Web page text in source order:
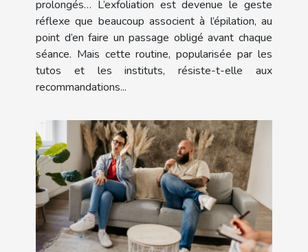
prolongés… L’exfoliation est devenue le geste
réflexe que beaucoup associent à l’épilation, au
point d’en faire un passage obligé avant chaque
séance. Mais cette routine, popularisée par les
tutos et les instituts, résiste-t-elle aux
recommandations...